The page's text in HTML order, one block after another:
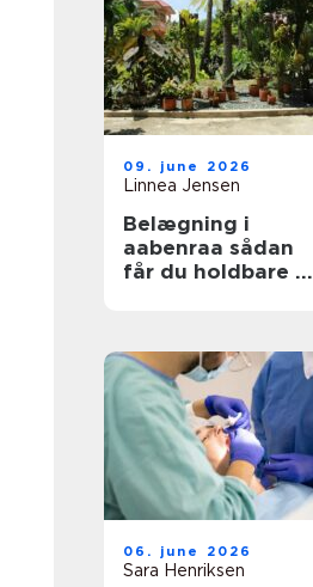
09. june 2026
Linnea Jensen
Belægning i
aabenraa sådan
får du holdbare og
06. june 2026
Sara Henriksen